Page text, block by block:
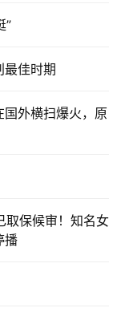
”
佳时期
外横扫爆火，原
取保候审！知名女
播